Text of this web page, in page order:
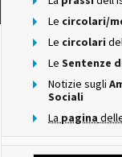
Le circolari/
Le circolari
Le Sentenze
Notizie sugli
Sociali
La pagina